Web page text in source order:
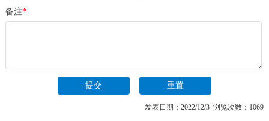
备注*
发表日期：2022/12/3 浏览次数：1069